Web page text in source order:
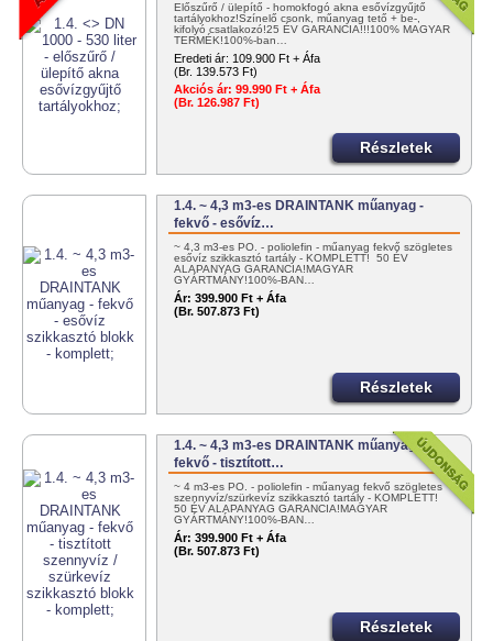
Előszűrő / ülepítő - homokfogó akna esővízgyűjtő
tartályokhoz!Színelő csonk, műanyag tető + be-,
kifolyó csatlakozó!25 ÉV GARANCIA!!!100% MAGYAR
TERMÉK!100%-ban…
Eredeti ár: 109.900 Ft + Áfa
(Br. 139.573 Ft)
Akciós ár: 99.990 Ft + Áfa
(Br. 126.987 Ft)
Részletek
1.4. ~ 4,3 m3-es DRAINTANK műanyag -
fekvő - esővíz…
~ 4,3 m3-es PO. - poliolefin - műanyag fekvő szögletes
esővíz szikkasztó tartály - KOMPLETT! 50 ÉV
ALAPANYAG GARANCIA!MAGYAR
GYÁRTMÁNY!100%-BAN…
Ár: 399.900 Ft + Áfa
(Br. 507.873 Ft)
Részletek
1.4. ~ 4,3 m3-es DRAINTANK műanyag -
fekvő - tisztított…
~ 4 m3-es PO. - poliolefin - műanyag fekvő szögletes
szennyvíz/szürkevíz szikkasztó tartály - KOMPLETT!
50 ÉV ALAPANYAG GARANCIA!MAGYAR
GYÁRTMÁNY!100%-BAN…
Ár: 399.900 Ft + Áfa
(Br. 507.873 Ft)
Részletek